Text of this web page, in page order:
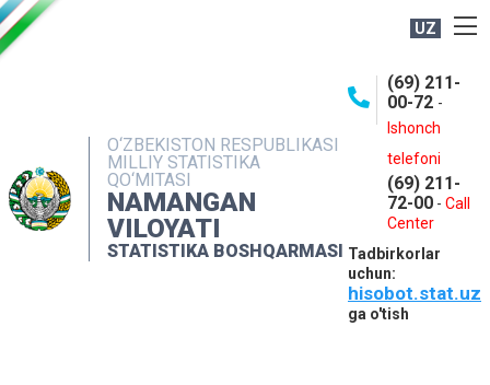
UZ
O‘ZBEKISTON RESPUBLIKASI
MILLIY STATISTIKA
QO‘MITASI
NAMANGAN
VILOYATI
STATISTIKA BOSHQARMASI
(69) 211-
00-72 -
Ishonch
telefoni
(69) 211-
72-00 - Call
Center
Tadbirkorlar
uchun:
hisobot.stat.uz
ga o'tish
NASHRLAR
INTERAKTIV XIZMATLAR
MATBUOT XIZMATI
MUROJAATLAR